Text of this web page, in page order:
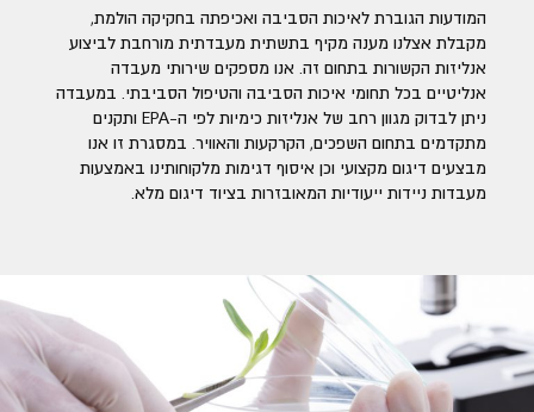
המודעות הגוברת לאיכות הסביבה ואכיפתה בחקיקה הולמת,
מקבלת אצלנו מענה מקיף בתשתית מעבדתית מורחבת לביצוע
אנליזות הקשורות בתחום זה. אנו מספקים שירותי מעבדה
אנליטיים בכל תחומי איכות הסביבה והטיפול הסביבתי. במעבדה
ניתן לבדוק מגוון רחב של אנליזות כימיות לפי ה-EPA ותקנים
מתקדמים בתחום השפכים, הקרקעות והאוויר. במסגרת זו אנו
מבצעים דיגום מקצועי וכן איסוף דגימות מלקוחותינו באמצעות
מעבדות ניידות ייעודיות המאובזרות בציוד דיגום מלא.